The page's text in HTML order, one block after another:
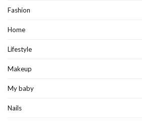
Fashion
Home
Lifestyle
Makeup
My baby
Nails